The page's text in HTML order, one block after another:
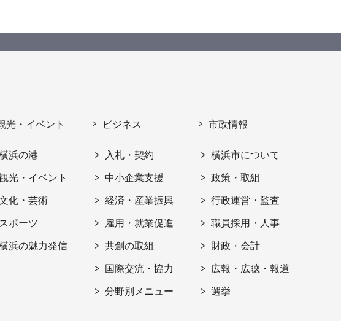
光・イベント
浜の港
光・イベント
化・芸術
スポーツ
浜の魅力発信
ビジネス
入札・契約
中小企業支援
経済・産業振興
雇用・就業促進
共創の取組
国際交流・協力
分野別メニュー
市政情報
横浜市について
政策・取組
行政運営・監査
職員採用・人事
財政・会計
広報・広聴・報道
選挙